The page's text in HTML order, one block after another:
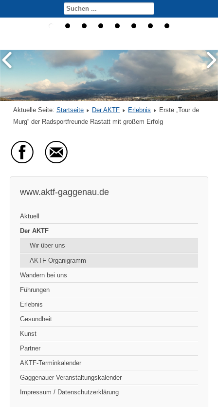
Aktuelle Seite: Startseite Der AKTF Erlebnis
Erste „Tour de
Murg“ der Radsportfreunde Rastatt mit großem Erfolg
www.aktf-gaggenau.de
Aktuell
Der AKTF
Wir über uns
AKTF Organigramm
Wandern bei uns
Führungen
Erlebnis
Gesundheit
Kunst
Partner
AKTF-Terminkalender
Gaggenauer Veranstaltungskalender
Impressum / Datenschutzerklärung